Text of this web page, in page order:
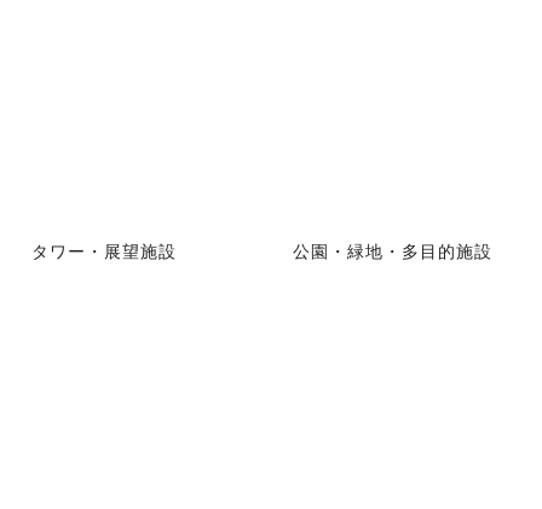
タワー・展望施設 公園・緑地・多目的施設